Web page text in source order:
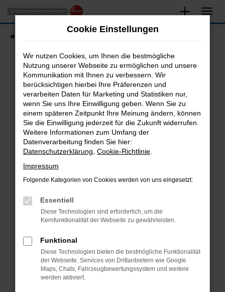
Zum
Hauptinhalt
springen
Fahrzeugsuche
Fehler: Network Error
Beim Laden ist ein Fehler aufgetreten.
Hier sind ein paar Tipps, die dir helfen können:
Überprüfe deine Firewall und deine
Internetverbindung.
Laden andere Webseiten, zum Beispiel deine
Suchmaschine?
Prüfe deine Browsererweiterungen.
können das Laden bestimmter Seiten
verhindern. Funktioniert die Seite in einem
anderen Browser oder in einem privaten
Starte dein Gerät neu.
Das kann manchmal helfen, vorübergehende
Probleme zu beheben.
Cookie Einstellungen
Wir nutzen Cookies, um Ihnen die bestmögliche
Nutzung unserer Webseite zu ermöglichen und unsere
Kommunikation mit Ihnen zu verbessern. Wir
berücksichtigen hierbei Ihre Präferenzen und
verarbeiten Daten für Marketing und Statistiken nur,
wenn Sie uns Ihre Einwilligung geben. Wenn Sie zu
einem späteren Zeitpunkt Ihre Meinung ändern, können
Sie die Einwilligung jederzeit für die Zukunft widerrufen.
Weitere Informationen zum Umfang der
Datenverarbeitung finden Sie hier:
Datenschutzerklärung Cookie-Richtlinie
Impressum
Folgende Kategorien von Cookies werden von uns eingesetzt:
Essentiell
Diese Technologien sind erforderlich, um die
Kernfunktionalität der Webseite zu gewährleisten.
Funktional
Diese Technologien bieten die bestmögliche Funktionalität
der Webseite. Services von Drittanbietern wie Google
Maps, Chats, Fahrzeugbewertungssystem und weitere
werden aktiviert.